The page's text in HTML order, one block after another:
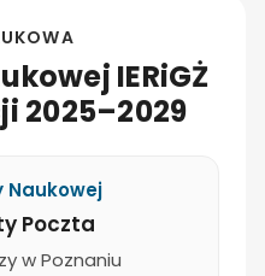
IERiGŻ
2025–2029
Naukowej
Poczta
w Poznaniu